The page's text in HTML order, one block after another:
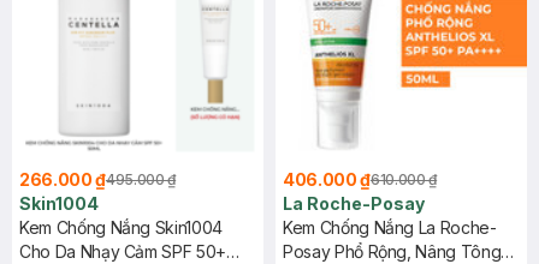
266.000 ₫495.000 ₫
Skin1004
Kem Chống Nắng Skin1004
Cho Da Nhạy Cảm SPF 50+
406.000 ₫610.000 ₫
La Roche-Posay
Kem Chống Nắng La Roche-
Posay Phổ Rộng, Nâng Tông